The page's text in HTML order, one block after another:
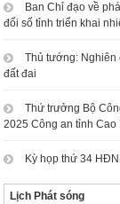
Ban Chỉ đạo về
đổi số tỉnh triển khai
Thủ tướng: Nghiên
đất đai
Thứ trưởng Bộ
2025 Công an tỉnh Cao
Kỳ họp thứ 34
Lịch Phát sóng